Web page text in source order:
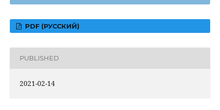
PDF (РУССКИЙ)
PUBLISHED
2021-02-14